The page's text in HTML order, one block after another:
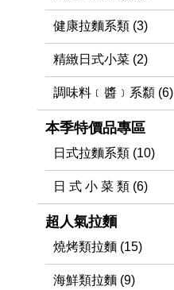
健康拉麵系類 (3)
精緻日式小菜 (2)
調味料﹝醬﹞系纇 (6)
本季特價品專區
日式拉麵系類 (10)
日 式 小 菜 類 (6)
超人氣拉麵
燒烤類拉麵 (15)
海鮮類拉麵 (9)